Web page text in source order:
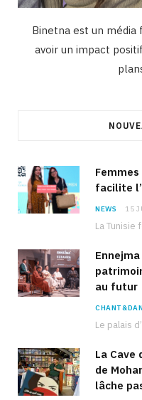
Binetna est un média
avoir un impact
Femmes
facilite
NEWS 15
au futur
La Cave
de
lâche